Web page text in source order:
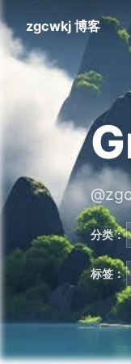
zgcwkj 博客
分类：
标签：